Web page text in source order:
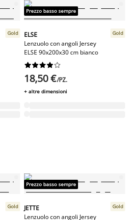
Gold
Prezzo basso sempre
ELSE
Lenzuolo con angoli Jersey
ELSE 90x200x30 cm bianco
Gold






18,50 €/PZ.
+ altre dimensioni
Gold
Prezzo basso sempre
JETTE
Lenzuolo con angoli Jersey
Gold